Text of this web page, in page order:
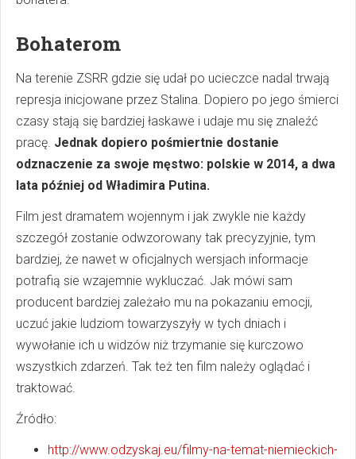
Bohaterom
Na terenie ZSRR gdzie się udał po ucieczce nadal trwają
represja inicjowane przez Stalina. Dopiero po jego śmierci
czasy stają się bardziej łaskawe i udaje mu się znaleźć
pracę. Jednak dopiero pośmiertnie dostanie
odznaczenie za swoje męstwo: polskie w 2014, a dwa
lata później od Władimira Putina.
Film jest dramatem wojennym i jak zwykle nie każdy
szczegół zostanie odwzorowany tak precyzyjnie, tym
bardziej, że nawet w oficjalnych wersjach informacje
potrafią sie wzajemnie wykluczać. Jak mówi sam
producent bardziej zależało mu na pokazaniu emocji,
uczuć jakie ludziom towarzyszyły w tych dniach i
wywołanie ich u widzów niż trzymanie się kurczowo
wszystkich zdarzeń. Tak też ten film należy oglądać i
traktować.
Źródło:
http://www.odzyskaj.eu/filmy-na-temat-niemieckich-